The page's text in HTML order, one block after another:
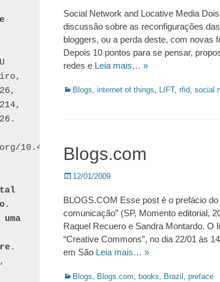
Social Network and Locative Media
discussão sobre as reconfigurações
bloggers, ou a perda deste, com novas
Depois 10 pontos para se pensar,
redes e Leia mais… »
Categorias:
Blogs, internet of things, LIFT, rfid, social
Blogs.com
Posted
12/01/2009
BLOGS.COM Esse post é o prefácio
comunicação” (SP, Momento editorial,
Raquel Recuero e Sandra Montardo. O
“Creative Commons”, no dia 22/01 às
em São Leia mais… »
Categorias:
Blogs, Blogs.com, books, Brazil , preface
10.46391/ALCEU.v26.ed58.2026.528
.